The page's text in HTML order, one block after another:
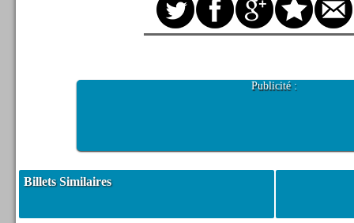
Publicité :
Billets Similaires